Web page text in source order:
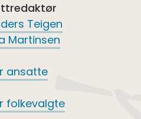
Teigen
Martinsen
ansatte
folkevalgte